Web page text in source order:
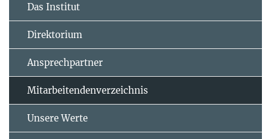
Das Institut
Direktorium
Ansprechpartner
Mitarbeitendenverzeichnis
Unsere Werte